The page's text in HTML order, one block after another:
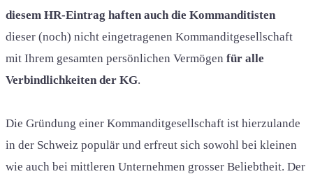
diesem HR-Eintrag haften auch die Kommanditisten
dieser (noch) nicht eingetragenen Kommanditgesellschaft
mit Ihrem gesamten persönlichen Vermögen für alle
Verbindlichkeiten der KG.
Die Gründung einer Kommanditgesellschaft ist hierzulande
in der Schweiz populär und erfreut sich sowohl bei kleinen
wie auch bei mittleren Unternehmen grosser Beliebtheit. Der